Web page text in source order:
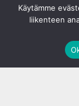
Käytämme
liikenteen